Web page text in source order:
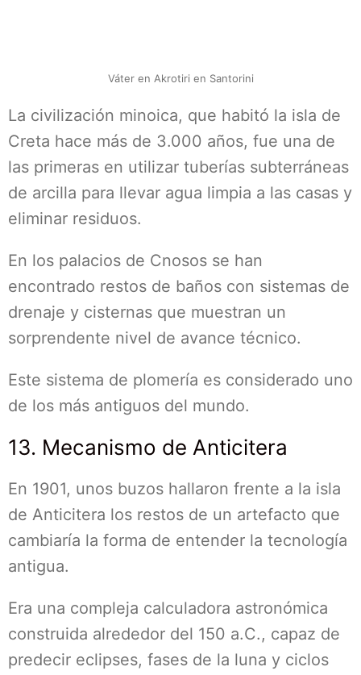
Váter en Akrotiri en Santorini
La civilización minoica, que habitó la isla de
Creta hace más de 3.000 años, fue una de
las primeras en utilizar tuberías subterráneas
de arcilla para llevar agua limpia a las casas y
eliminar residuos.
En los palacios de Cnosos se han
encontrado restos de baños con sistemas de
drenaje y cisternas que muestran un
sorprendente nivel de avance técnico.
Este sistema de plomería es considerado uno
de los más antiguos del mundo.
13. Mecanismo de Anticitera
En 1901, unos buzos hallaron frente a la isla
de Anticitera los restos de un artefacto que
cambiaría la forma de entender la tecnología
antigua.
Era una compleja calculadora astronómica
construida alrededor del 150 a.C., capaz de
predecir eclipses, fases de la luna y ciclos